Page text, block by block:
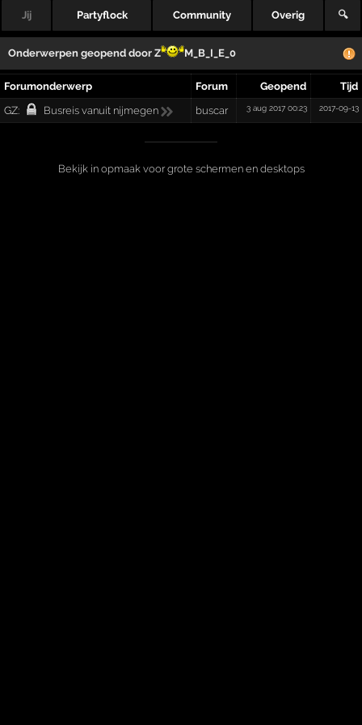
Jij Partyflock Community Overig 🔍
Onderwerpen geopend doorZ M_B_I_E_0
Forumonderwerp Forum Geopend
Tijd
GZ:
Busreis vanuit nijmegen buscar 3 aug 2017 00:23 2017-09-13
Bekijk in opmaak voor grote schermen en desktops